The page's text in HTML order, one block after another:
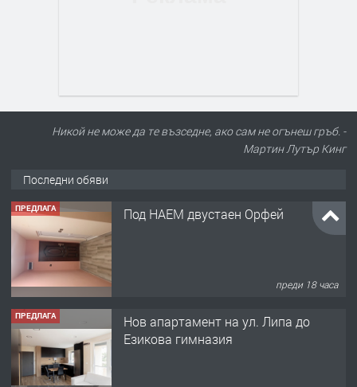
Никой не може да те възседне, ако сам не огънеш гръб. -
Мартин Лутър Кинг
Последни обяви
ПРЕДЛАГА Под НАЕМ двустаен Орфей
преди 18 часа
ПРЕДЛАГА
Нов апартамент на ул. Липа до
Езикова гимназия